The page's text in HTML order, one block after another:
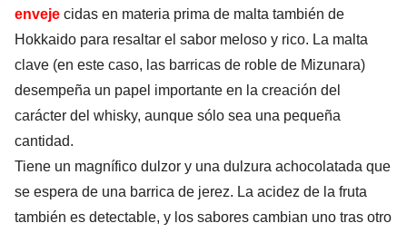
enveje cidas en materia prima de malta también de
Hokkaido para resaltar el sabor meloso y rico. La malta
clave (en este caso, las barricas de roble de Mizunara)
desempeña un papel importante en la creación del
carácter del whisky, aunque sólo sea una pequeña
cantidad.
Tiene un magnífico dulzor y una dulzura achocolatada que
se espera de una barrica de jerez. La acidez de la fruta
también es detectable, y los sabores cambian uno tras otro